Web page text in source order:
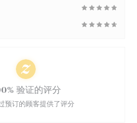
验证的评分
预订的顾客提供了评分